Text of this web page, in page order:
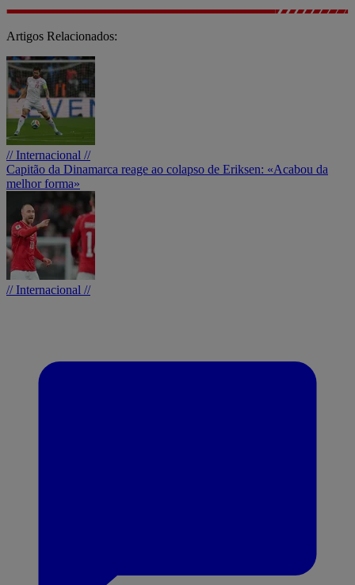
Artigos Relacionados:
// Internacional //
Capitão da Dinamarca reage ao colapso de Eriksen: «Acabou da
melhor forma»
// Internacional //